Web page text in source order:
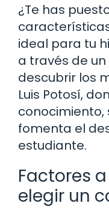
¿Te has
ideal para tu
a través de
descubrir los
Luis Potosí,
conocimiento,
fomenta el
estudiante.
Factores
elegir un